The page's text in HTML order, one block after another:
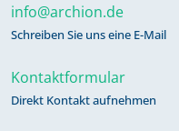
info@archion.de
Schreiben Sie uns eine E-Mail
Kontaktformular
Direkt Kontakt aufnehmen